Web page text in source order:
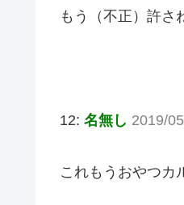
もう（不正）許さ
12: 名無し 2019/
これもうおやつカ